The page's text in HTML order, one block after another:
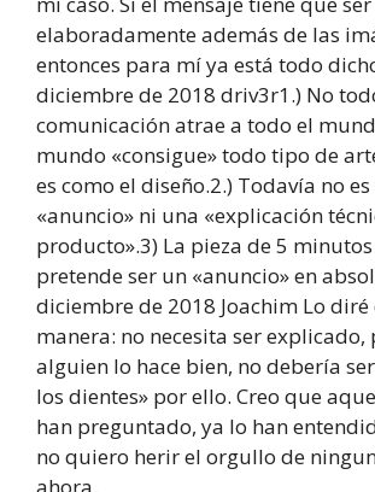
elaboradamente además de las
entonces para mí ya está todo
diciembre de 2018 driv3r1.) No
comunicación atrae a todo el
mundo «consigue» todo tipo de
es como el diseño.2.) Todavía no
«anuncio» ni una «explicación
producto».3) La pieza de 5
pretende ser un «anuncio» en
diciembre de 2018 Joachim Lo diré
manera: no necesita ser explicado,
alguien lo hace bien, no debería
los dientes» por ello. Creo que
han preguntado, ya lo han
no quiero herir el orgullo de
ahora.